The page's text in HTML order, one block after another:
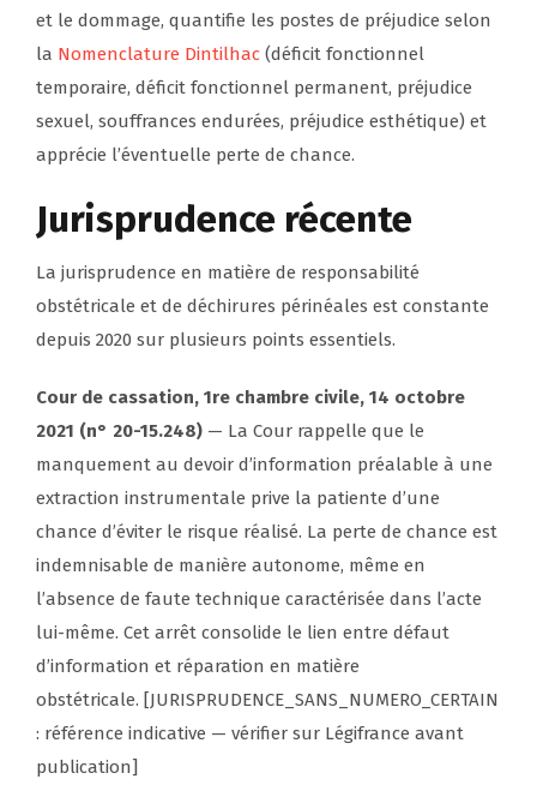
et le dommage, quantifie les postes de préjudice selon
la Nomenclature Dintilhac (déficit fonctionnel
temporaire, déficit fonctionnel permanent, préjudice
sexuel, souffrances endurées, préjudice esthétique) et
apprécie l’éventuelle perte de chance.
Jurisprudence récente
La jurisprudence en matière de responsabilité
obstétricale et de déchirures périnéales est constante
depuis 2020 sur plusieurs points essentiels.
Cour de cassation, 1re chambre civile, 14 octobre
2021 (n° 20-15.248) — La Cour rappelle que le
manquement au devoir d’information préalable à une
extraction instrumentale prive la patiente d’une
chance d’éviter le risque réalisé. La perte de chance est
indemnisable de manière autonome, même en
l’absence de faute technique caractérisée dans l’acte
lui-même. Cet arrêt consolide le lien entre défaut
d’information et réparation en matière
obstétricale. [JURISPRUDENCE_SANS_NUMERO_CERTAIN
: référence indicative — vérifier sur Légifrance avant
publication]